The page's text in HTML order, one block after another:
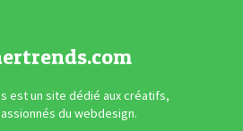
est un site dédié aux créatifs,
du webdesign.